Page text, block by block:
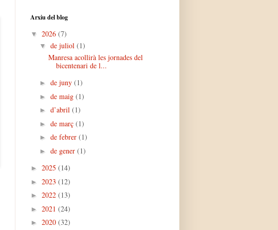
Arxiu del blog
▼ 2026 (7)
▼ de juliol (1)
Manresa acollirà les jornades del
bicentenari de l...
► de juny (1)
► de maig (1)
► d’abril (1)
► de març (1)
► de febrer (1)
► de gener (1)
► 2025 (14)
► 2023 (12)
► 2022 (13)
► 2021 (24)
► 2020 (32)